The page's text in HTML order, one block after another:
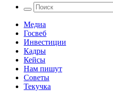
Медиа
Госвеб
Инвестиции
Кадры
Кейсы
Нам пишут
Советы
Текучка